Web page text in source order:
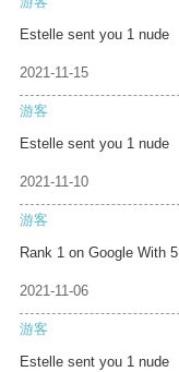
Estelle sent you 1 nude
2021-11-15
游客
Estelle sent you 1 nude
2021-11-10
游客
Rank 1 on Google With 5
2021-11-06
游客
Estelle sent you 1 nude